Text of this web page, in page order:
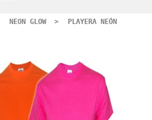
NEON GLOW PLAYERA NEÓN